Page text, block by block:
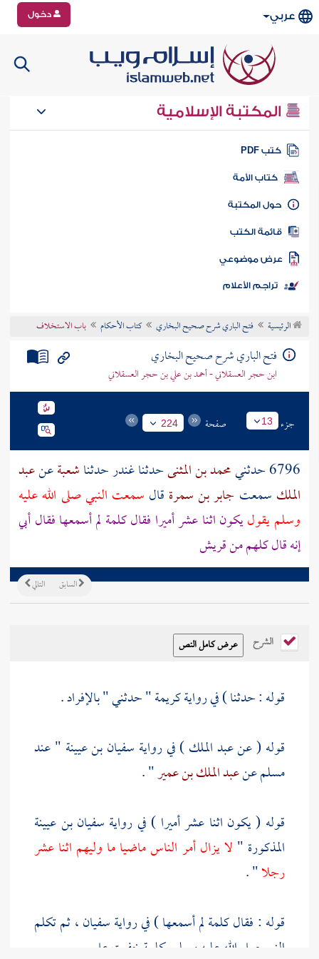
عربي دخول
المكتبة الإسلامية
كتب PDF
كتاب الأمة
المكتبة
الكتب
موضوعي
تراجم الأعلام
الرئيسية فتح الباري شرح صحيح البخاري كتاب الأحكام باب الاستخلاف
فتح الباري شرح صحيح البخاري
ابن حجر العسقلاني - أحمد بن علي بن حجر العسقلاني
جزء 13 صفحة 224
6796 حدثني محمد بن المثنىحدثناغندرحدثناشعبةعنعبد
الملك سمعت جابر بن سمرة قال سمعت النبي صلى الله عليه
وسلم يقوليكون اثنا عشر أميرا فقال كلمة لم أسمعها فقالأبي
إنه قال كلهم منقريش
التالي السابق
الشرح
قوله : حدثنا ) في روايةكريمة" حدثني " بالإفراد .
قوله ( عنعبد الملك) في رواية سفيان بن عيينة " عند
مسلمعنعبد الملك بن عمير" .
قوله ( يكون اثنا عشر أميرا ) في رواية سفيان بن عيينة
المذكورة " لا يزال أمر الناس ماضيا ما وليهم اثنا عشر
رجلا" .
قوله : فقال كلمة لم أسمعها ) في روايةسفيان، ثم تكلم
النبي صلى الله عليه وسلم بكلمة خفيت علي .